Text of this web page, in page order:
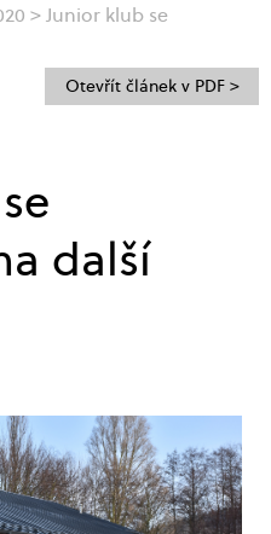
>Junior klub se
další
Otevřít článek v PDF >